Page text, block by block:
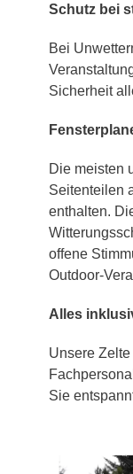
Schutz bei
Bei
Sicherheit
Die meisten
Seitenteilen
enthalten.
offene
Outdoor-
Alles
Unsere
Sie